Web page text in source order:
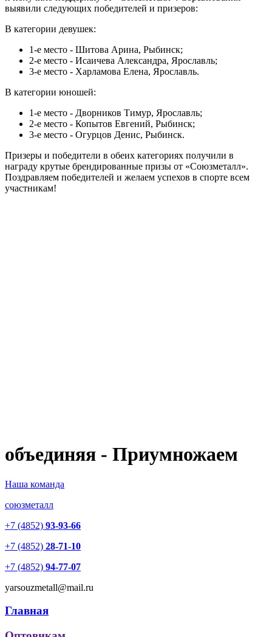
выявили следующих победителей и призеров:
В категории девушек:
1-е место - Шитова Арина, Рыбинск;
2-е место - Исаичева Александра, Ярославль;
3-е место - Харламова Елена, Ярославль.
В категории юношей:
1-е место - Дворников Тимур, Ярославль;
2-е место - Копытов Евгений, Рыбинск;
3-е место - Огурцов Денис, Рыбинск.
Призеры и победители в обеих категориях получили в
награду крутые брендированные призы от «Союзметалл».
Поздравляем победителей и желаем успехов в спорте всем
участникам!
объединяя - Приумножаем
Наша команда
союзметалл
+7 (4852) 93-93-66
+7 (4852) 28-71-10
+7 (4852) 94-77-07
yarsouzmetall@mail.ru
Главная